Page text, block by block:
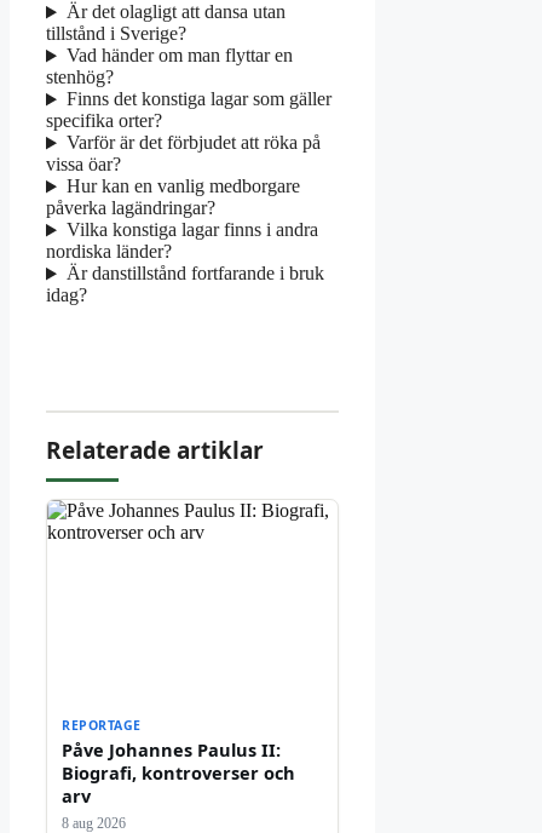
Är det olagligt att dansa utan
tillstånd i Sverige?
Vad händer om man flyttar en
stenhög?
Finns det konstiga lagar som gäller
specifika orter?
Varför är det förbjudet att röka på
vissa öar?
Hur kan en vanlig medborgare
påverka lagändringar?
Vilka konstiga lagar finns i andra
nordiska länder?
Är danstillstånd fortfarande i bruk
idag?
Relaterade artiklar
REPORTAGE
Påve Johannes Paulus II:
Biografi, kontroverser och
arv
8 aug 2026